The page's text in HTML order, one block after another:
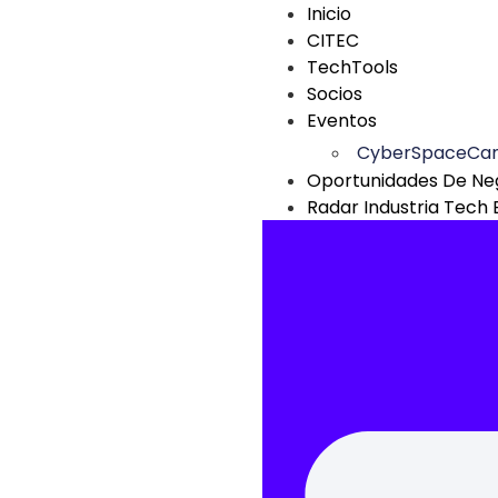
Inicio
CITEC
TechTools
Socios
Eventos
Oportunidades De
Radar Industria Tech